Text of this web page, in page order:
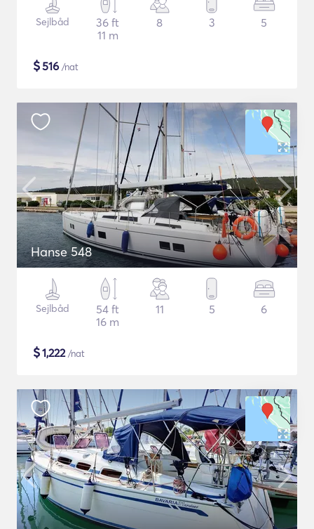
Sejlbåd
36 ft
11 m
8 3 5
$516 /nat
Hanse 548
Sejlbåd
54 ft
16 m
11 5 6
$1,222/nat